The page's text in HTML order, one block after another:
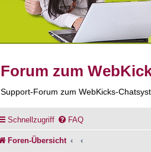
Forum zum
Support-Forum zum WebKicks-
Schnellzugriff FAQ
Foren-Übersicht